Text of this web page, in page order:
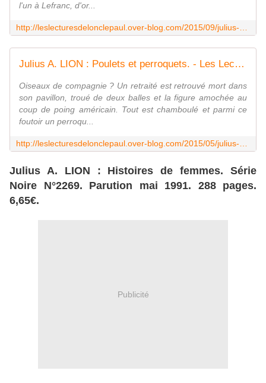
l'un à Lefranc, d'or...
Julius A. LION : Poulets et perroquets. - Les Lectures de l'Oncle Paul
Oiseaux de compagnie ? Un retraité est retrouvé mort dans
son pavillon, troué de deux balles et la figure amochée au
coup de poing américain. Tout est chamboulé et parmi ce
foutoir un perroqu...
Julius A. LION : Histoires de femmes. Série
Noire N°2269. Parution mai 1991. 288 pages.
6,65€.
Publicité